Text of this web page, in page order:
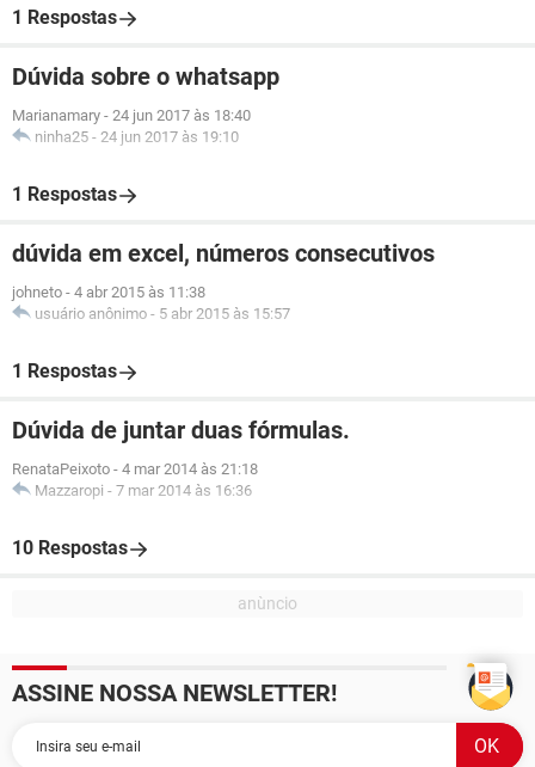
1 Respostas
Dúvida sobre o whatsapp
Marianamary - 24 jun 2017 às 18:40
ninha25 - 24 jun 2017 às 19:10
1 Respostas
dúvida em excel, números consecutivos
johneto - 4 abr 2015 às 11:38
usuário anônimo - 5 abr 2015 às 15:57
1 Respostas
Dúvida de juntar duas fórmulas.
RenataPeixoto - 4 mar 2014 às 21:18
Mazzaropi - 7 mar 2014 às 16:36
10 Respostas
ASSINE NOSSA NEWSLETTER!